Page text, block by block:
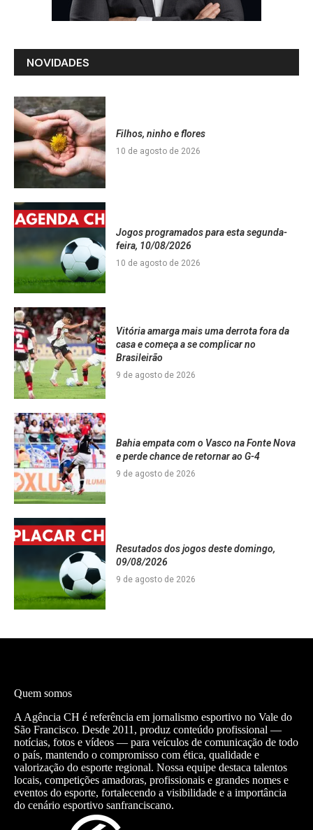
NOVIDADES
Filhos, ninho e flores
10 de agosto de 2026
Jogos programados para esta segunda-
feira, 10/08/2026
10 de agosto de 2026
Vitória amarga mais uma derrota fora da
casa e começa a se complicar no
Brasileirão
9 de agosto de 2026
Bahia empata com o Vasco na Fonte Nova
e perde chance de retornar ao G-4
9 de agosto de 2026
Resutados dos jogos deste domingo,
09/08/2026
9 de agosto de 2026
Quem somos
A Agência CH é referência em jornalismo esportivo no Vale do
São Francisco. Desde 2011, produz conteúdo profissional —
notícias, fotos e vídeos — para veículos de comunicação de todo
o país, mantendo o compromisso com ética, qualidade e
valorização do esporte regional. Nossa equipe destaca talentos
locais, competições amadoras, profissionais e grandes nomes e
eventos do esporte, fortalecendo a visibilidade e a importância
do cenário esportivo sanfranciscano.